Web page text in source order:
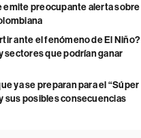
emite preocupante alerta sobre
ante el fenómeno de El Niño?
sectores que podrían ganar
ya se preparan para el “Súper
sus posibles consecuencias